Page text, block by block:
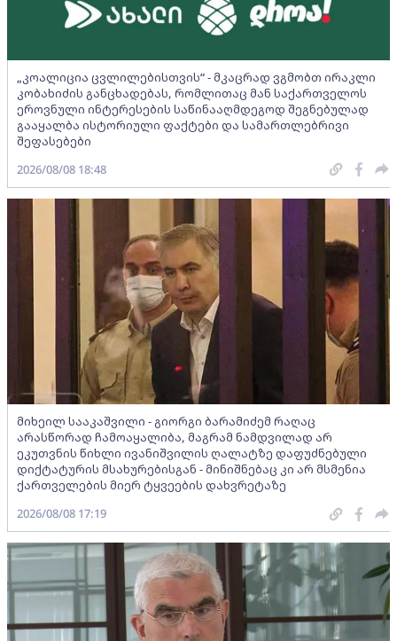
„კოალიცია ცვლილებისთვის“ - მკაცრად ვგმობთ ირაკლი
კობახიძის განცხადებას, რომლითაც მან საქართველოს
ეროვნული ინტერესების საწინააღმდეგოდ შეგნებულად
გააყალბა ისტორიული ფაქტები და სამართლებრივი
შეფასებები
2026/08/08 18:48
მიხეილ სააკაშვილი - გიორგი ბარამიძემ რაღაც
არასწორად ჩამოაყალიბა, მაგრამ ნამდვილად არ
ეკუთვნის წიხლი ივანიშვილის ღალატზე დაფუძნებული
დიქტატურის მსახურებისგან - მინიშნებაც კი არ მსმენია
ქართველების მიერ ტყვეების დახვრეტაზე
2026/08/08 17:19